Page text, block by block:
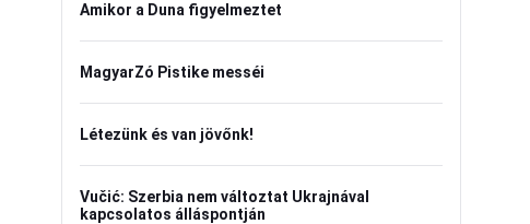
Amikor a Duna figyelmeztet
MagyarZó Pistike messéi
Létezünk és van jövőnk!
Vučić: Szerbia nem változtat Ukrajnával
kapcsolatos álláspontján